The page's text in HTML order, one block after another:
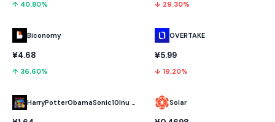
↑ 40.80%
Biconomy
¥4.68
↑ 36.60%
HarryPotterObamaSonic10Inu (ETH)
↓ 29.30%
OVERTAKE
¥5.99
↓ 19.20%
Solar